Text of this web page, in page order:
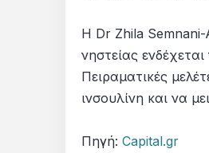
Η Dr Zhila Semnani-
νηστείας
Πειραματικές
ινσουλίνη και να
Πηγή: Capital.gr